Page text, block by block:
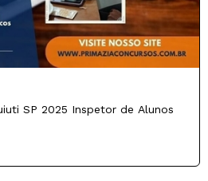
SP 2025 Inspetor de Alunos